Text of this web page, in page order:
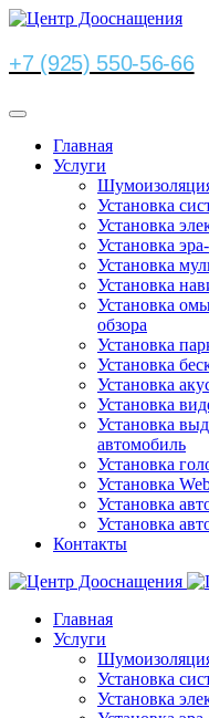
+7 (925) 550-56-66
Главная
Услуги
Установка
Установка
Установка
Установка
Установка
Установка
обзора
Установка
Установка
Установка
Установка
Установка
автомобиль
Установка
Установка
Установка
Установка
Контакты
Главная
Услуги
Установка
Установка